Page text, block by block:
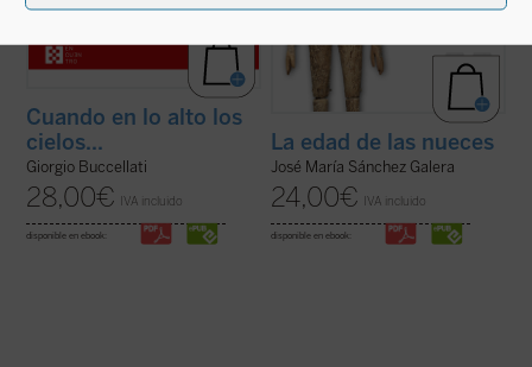
Cuando en lo alto los
cielos...
Giorgio Buccellati
28,00€ IVA incluido
disponible en ebook:
La edad de las nueces
José María Sánchez Galera
24,00€ IVA incluido
disponible en ebook: